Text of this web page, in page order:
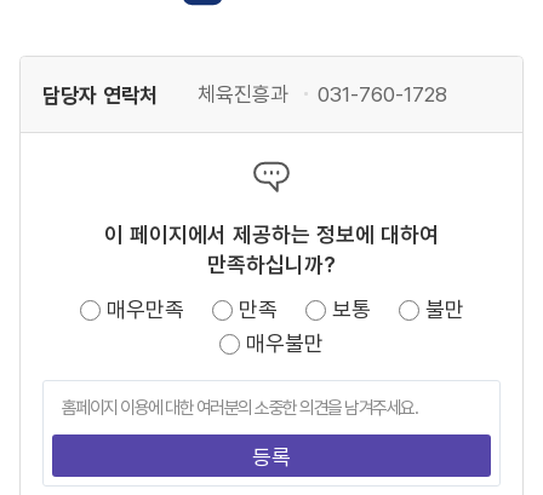
담당자 연락처 체육진흥과 031-760-1728
이 페이지에서 제공하는 정보에 대하여
만족하십니까?
매우만족
만족 보통
불만
매우불만